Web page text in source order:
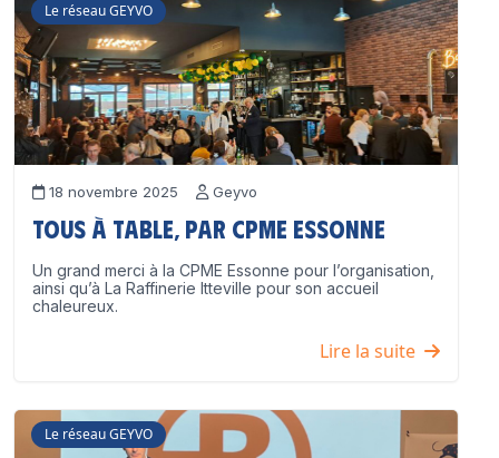
Le réseau GEYVO
18 novembre 2025 Geyvo
Tous à table, par CPME Essonne
Un grand merci à la CPME Essonne pour l’organisation,
ainsi qu’à La Raffinerie Itteville pour son accueil
chaleureux.
Lire la suite
Le réseau GEYVO